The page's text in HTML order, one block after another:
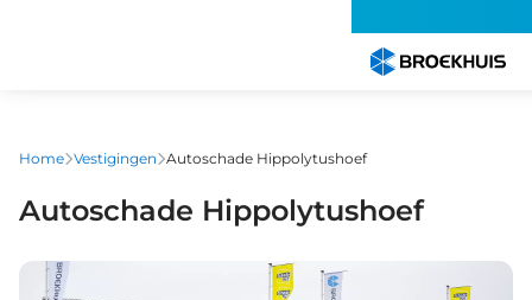
gaan
Home Vestigingen Autoschade Hippolytushoef
Autoschade Hippolytushoef